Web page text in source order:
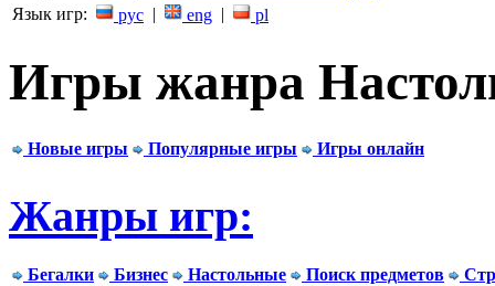
Язык игр: рус | eng | pl
Игры жанра
Новые игры Популярные игры Игры онлайн
Жанры игр:
Бегалки Бизнес Настольные Поиск предметов